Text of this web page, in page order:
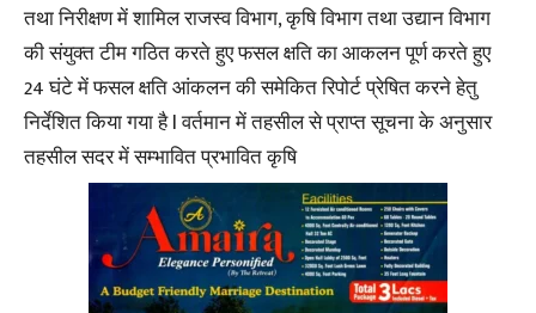
तथा निरीक्षण में शामिल राजस्व विभाग, कृषि विभाग तथा उद्यान विभाग
की संयुक्त टीम गठित करते हुए फसल क्षति का आकलन पूर्ण करते हुए
24 घंटे में फसल क्षति आंकलन की समेकित रिपोर्ट प्रेषित करने हेतु
निर्देशित किया गया है l वर्तमान में तहसील से प्राप्त सूचना के अनुसार
तहसील सदर में सम्भावित प्रभावित कृषि